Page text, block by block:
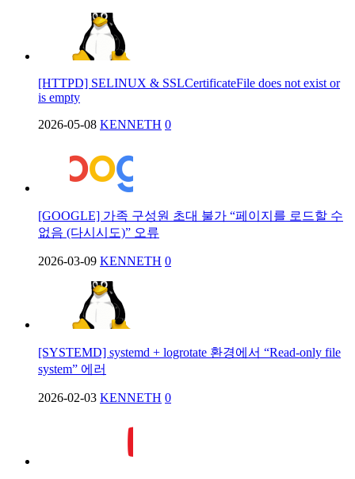
[HTTPD] SELINUX & SSLCertificateFile does not exist or
is empty
2026-05-08 KENNETH 0
[GOOGLE] 가족 구성원 초대 불가 “페이지를 로드할 수
없음 (다시시도)” 오류
2026-03-09 KENNETH 0
[SYSTEMD] systemd + logrotate 환경에서 “Read-only file
system” 에러
2026-02-03 KENNETH 0